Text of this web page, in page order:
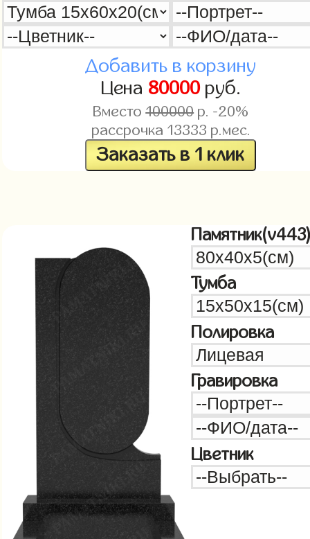
Добавить в корзину
Цена 80000руб.
Вместо100000р. -20%
рассрочка 13333 р.мес.
Заказать в 1 клик
Тумба
Полировка
Гравировка
Цветник